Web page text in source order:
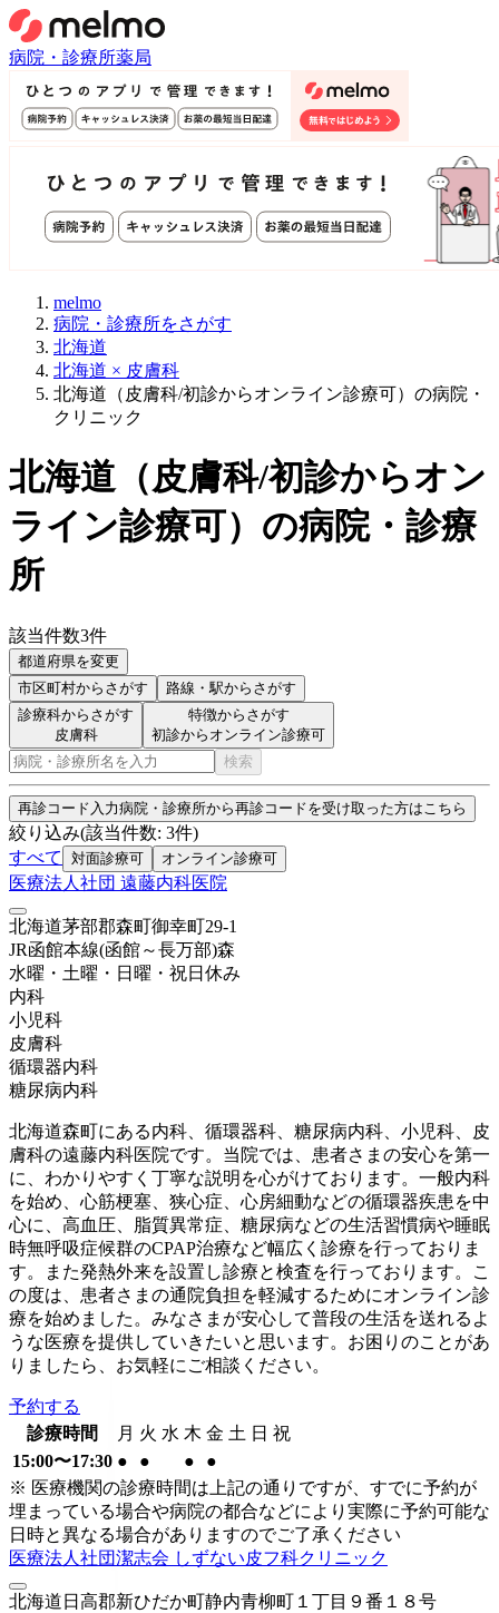
病院・診療所薬局
melmo
病院・診療所をさがす
北海道
北海道 × 皮膚科
北海道（皮膚科/初診からオンライン診療可）の病院・
クリニック
北海道（皮膚科/初診からオン
ライン診療可） の病院・診療
所
該当件数3件
都道府県を変更
市区町村からさがす 路線・駅からさがす
診療科からさがす
皮膚科
特徴からさがす
初診からオンライン診療可
検索
再診コード入力病院・診療所から再診コードを受け取った方はこちら
絞り込み(該当件数: 3件)
すべて
対面診療可 オンライン診療可
医療法人社団 遠藤内科医院
北海道茅部郡森町御幸町29‐1
JR函館本線(函館～長万部)森
水曜・土曜・日曜・祝日 休み
内科
小児科
皮膚科
循環器内科
糖尿病内科
北海道森町にある内科、循環器科、糖尿病内科、小児科、皮
膚科の遠藤内科医院です。当院では、患者さまの安心を第一
に、わかりやすく丁寧な説明を心がけております。一般内科
を始め、心筋梗塞、狭心症、心房細動などの循環器疾患を中
心に、高血圧、脂質異常症、糖尿病などの生活習慣病や睡眠
時無呼吸症候群のCPAP治療など幅広く診療を行っておりま
す。また発熱外来を設置し診療と検査を行っております。こ
の度は、患者さまの通院負担を軽減するためにオンライン診
療を始めました。みなさまが安心して普段の生活を送れるよ
うな医療を提供していきたいと思います。お困りのことがあ
りましたら、お気軽にご相談ください。
予約する
診療時間
月 火 水 木 金 土 日 祝
15:00〜17:30 ● ● ●
●
※ 医療機関の診療時間は上記の通りですが、すでに予約が
埋まっている場合や病院の都合などにより実際に予約可能な
日時と異なる場合がありますのでご了承ください
医療法人社団潔志会 しずない皮フ科クリニック
北海道日高郡新ひだか町静内青柳町１丁目９番１８号